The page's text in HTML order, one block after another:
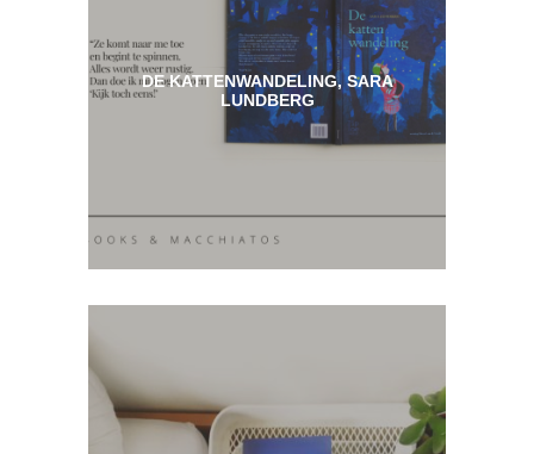
DE KATTENWANDELING, SARA
LUNDBERG